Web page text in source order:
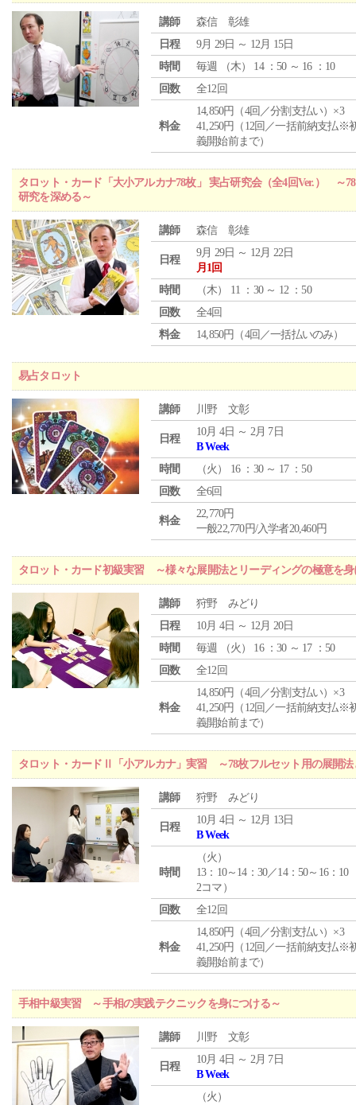
講師
森信 彰雄
日程
9月 29日 ～ 12月 15日
時間
毎週 （木） 14 ：50 ～ 16 ：10
回数
全12回
料金
14,850円（4回／分割支払い）×3
41,250円（12回／一括前納支払※
義開始前まで）
タロット・カード「大小アルカナ78枚」 実占研究会（全4回Ver.） ～
研究を深める～
講師 森信 彰雄
日程
9月 29日 ～ 12月 22日
月1回
時間
（木） 11 ：30 ～ 12 ：50
回数
全4回
料金
14,850円（4回／一括払いのみ）
易占タロット
講師 川野 文彰
日程
10月 4日 ～ 2月 7日
B Week
時間
（火 ） 16 ：30 ～ 17 ：50
回数
全6回
料金
22,770円
一般22,770円/入学者20,460円
タロット・カード初級実習 ～様々な展開法とリーディングの極意を身
講師
狩野 みどり
日程
10月 4日 ～ 12月 20日
時間
毎週 （火 ） 16 ：30 ～ 17 ：50
回数
全12回
料金
14,850円（4回／分割支払い）×3
41,250円（12回／一括前納支払※
義開始前まで）
タロット・カードⅡ「小アルカナ」実習 ～78枚フルセット用の展開法
講師 狩野 みどり
日程
10月 4日 ～ 12月 13日
B Week
時間
（火 ）
13：10～14：30／14：50～16：10
2コマ）
回数
全12回
料金
14,850円（4回／分割支払い）×3
41,250円（12回／一括前納支払※
義開始前まで）
手相中級実習 ～手相の実践テクニックを身につける～
講師 川野 文彰
日程
10月 4日 ～ 2月 7日
B Week
（火 ）